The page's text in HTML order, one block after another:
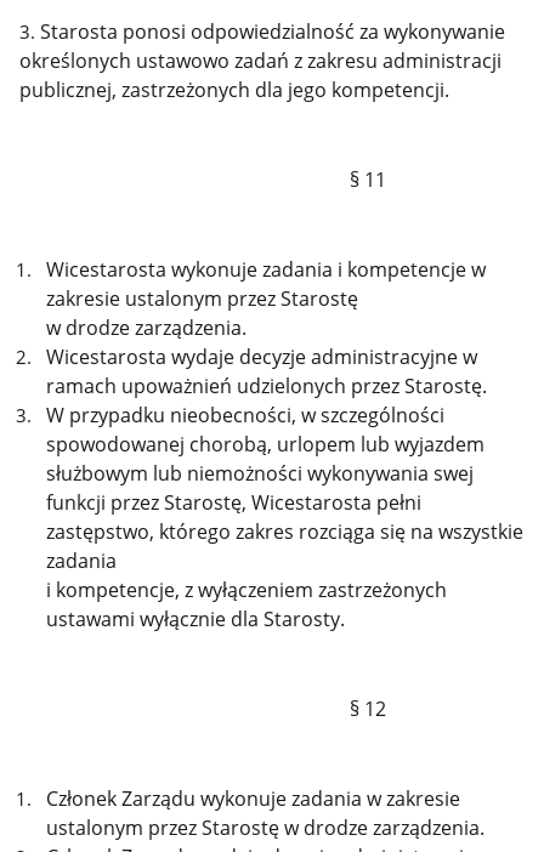
3. Starosta ponosi odpowiedzialność za wykonywanie
określonych ustawowo zadań z zakresu administracji
publicznej, zastrzeżonych dla jego kompetencji.
§ 11
Wicestarosta wykonuje zadania i kompetencje w
zakresie ustalonym przez Starostę
w drodze zarządzenia.
Wicestarosta wydaje decyzje administracyjne w
ramach upoważnień udzielonych przez Starostę.
W przypadku nieobecności, w szczególności
spowodowanej chorobą, urlopem lub wyjazdem
służbowym lub niemożności wykonywania swej
funkcji przez Starostę, Wicestarosta pełni
zastępstwo, którego zakres rozciąga się na wszystkie
zadania
i kompetencje, z wyłączeniem zastrzeżonych
ustawami wyłącznie dla Starosty.
§ 12
Członek Zarządu wykonuje zadania w zakresie
ustalonym przez Starostę w drodze zarządzenia.